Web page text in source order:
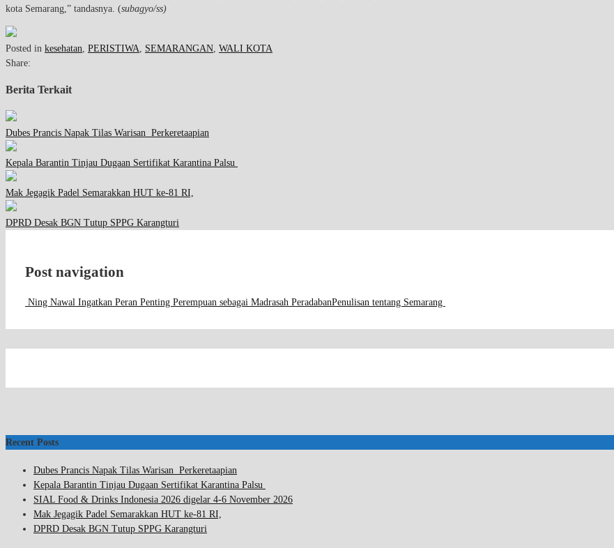
kota Semarang,” tandasnya. (subagyo/ss)
Posted in kesehatan PERISTIWA SEMARANGAN WALI KOTA
Share:
Berita Terkait
Dubes Prancis Napak Tilas Warisan Perkeretaapian
Kepala Barantin Tinjau Dugaan Sertifikat Karantina Palsu
Mak Jegagik Padel Semarakkan HUT ke-81 RI,
DPRD Desak BGN Tutup SPPG Karangturi
Post navigation
Ning Nawal Ingatkan Peran Penting Perempuan sebagai Madrasah PeradabanPenulisan tentang Semarang
Recent Posts
Dubes Prancis Napak Tilas Warisan Perkeretaapian
Kepala Barantin Tinjau Dugaan Sertifikat Karantina Palsu
SIAL Food & Drinks Indonesia 2026 digelar 4-6 November 2026
Mak Jegagik Padel Semarakkan HUT ke-81 RI,
DPRD Desak BGN Tutup SPPG Karangturi